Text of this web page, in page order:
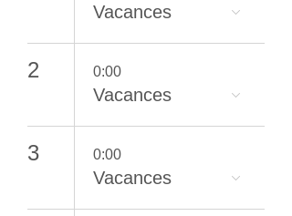
Vacances
2 0:00
Vacances
3 0:00
Vacances